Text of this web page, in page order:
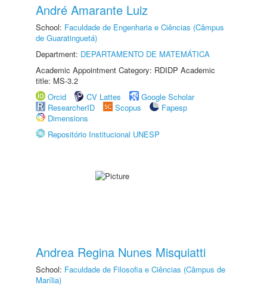
André Amarante Luiz
School: Faculdade de Engenharia e Ciências (Câmpus
de Guaratinguetá)
Department: DEPARTAMENTO DE MATEMÁTICA
Academic Appointment Category: RDIDP Academic
title: MS-3.2
Orcid
CV Lattes
Google Scholar
ResearcherID
Scopus
Fapesp
Dimensions
Repositório Institucional UNESP
Andrea Regina Nunes Misquiatti
School: Faculdade de Filosofia e Ciências (Câmpus de
Marília)